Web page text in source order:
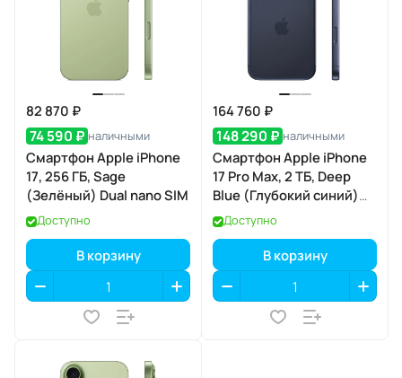
82 870 ₽
74 590 ₽ наличными
Смартфон Apple iPhone
17, 256 ГБ, Sage
(Зелёный) Dual nano SIM
Доступно
В корзину
164 760 ₽
148 290 ₽ наличными
Смартфон Apple iPhone
17 Pro Max, 2 ТБ, Deep
Blue (Глубокий синий)
Dual eSIM
Доступно
В корзину